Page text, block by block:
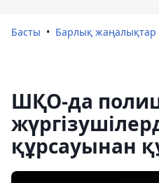
Басты Барлық жаңалықтар
ШҚО-да
құрсауынан